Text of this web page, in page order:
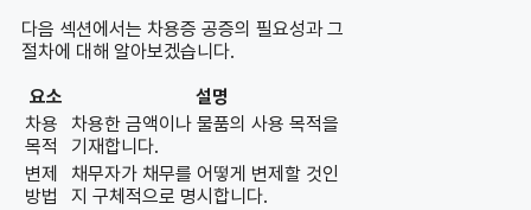
다음 섹션에서는 차용증 공증의 필요성과 그
절차에 대해 알아보겠습니다.
요소
설명
차용
목적
차용한 금액이나 물품의 사용 목적을
기재합니다.
변제
방법
채무자가 채무를 어떻게 변제할 것인
지 구체적으로 명시합니다.